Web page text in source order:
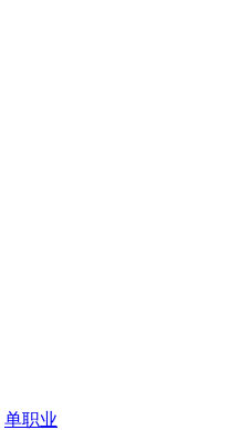
单职业